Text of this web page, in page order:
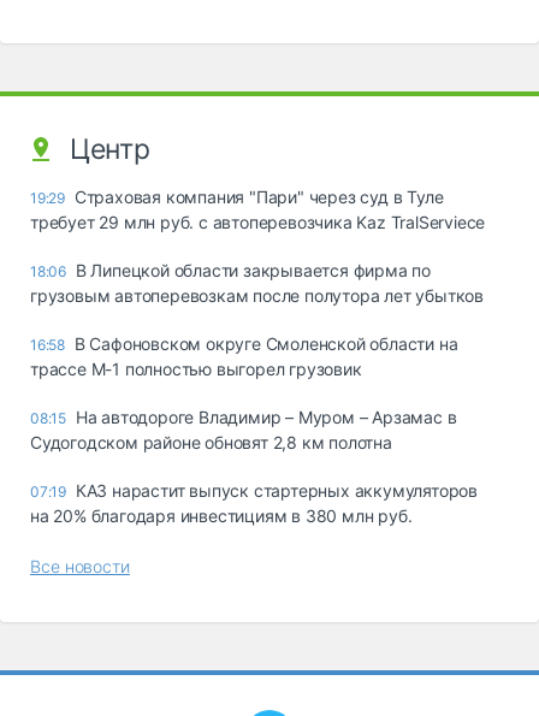
Центр
19:29 Страховая компания "Пари" через суд в Туле
требует 29 млн руб. с автоперевозчика Kaz TralServiece
18:06 В Липецкой области закрывается фирма по
грузовым автоперевозкам после полутора лет убытков
16:58 В Сафоновском округе Смоленской области на
трассе М-1 полностью выгорел грузовик
08:15 На автодороге Владимир – Муром – Арзамас в
Судогодском районе обновят 2,8 км полотна
07:19 КАЗ нарастит выпуск стартерных аккумуляторов
на 20% благодаря инвестициям в 380 млн руб.
Все новости